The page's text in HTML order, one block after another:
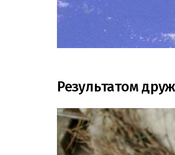
Результатом